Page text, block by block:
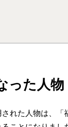
った人物
れた人物は、